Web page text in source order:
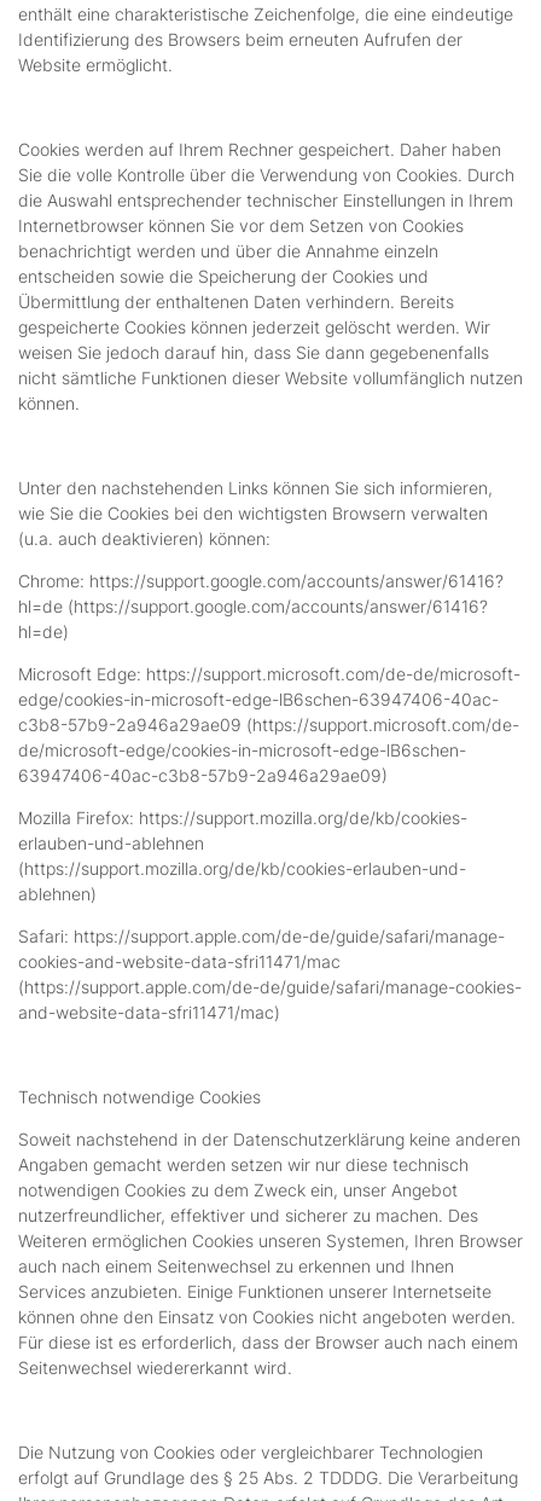
enthält eine charakteristische Zeichenfolge, die eine eindeutige
Identifizierung des Browsers beim erneuten Aufrufen der
Website ermöglicht.
Cookies werden auf Ihrem Rechner gespeichert. Daher haben
Sie die volle Kontrolle über die Verwendung von Cookies. Durch
die Auswahl entsprechender technischer Einstellungen in Ihrem
Internetbrowser können Sie vor dem Setzen von Cookies
benachrichtigt werden und über die Annahme einzeln
entscheiden sowie die Speicherung der Cookies und
Übermittlung der enthaltenen Daten verhindern. Bereits
gespeicherte Cookies können jederzeit gelöscht werden. Wir
weisen Sie jedoch darauf hin, dass Sie dann gegebenenfalls
nicht sämtliche Funktionen dieser Website vollumfänglich nutzen
können.
Unter den nachstehenden Links können Sie sich informieren,
wie Sie die Cookies bei den wichtigsten Browsern verwalten
(u.a. auch deaktivieren) können:
Chrome: https://support.google.com/accounts/answer/61416?
hl=de (https://support.google.com/accounts/answer/61416?
hl=de)
Microsoft Edge: https://support.microsoft.com/de-de/microsoft-
edge/cookies-in-microsoft-edge-lB6schen-63947406-40ac-
c3b8-57b9-2a946a29ae09 (https://support.microsoft.com/de-
de/microsoft-edge/cookies-in-microsoft-edge-lB6schen-
63947406-40ac-c3b8-57b9-2a946a29ae09)
Mozilla Firefox: https://support.mozilla.org/de/kb/cookies-
erlauben-und-ablehnen
(https://support.mozilla.org/de/kb/cookies-erlauben-und-
ablehnen)
Safari: https://support.apple.com/de-de/guide/safari/manage-
cookies-and-website-data-sfri11471/mac
(https://support.apple.com/de-de/guide/safari/manage-cookies-
and-website-data-sfri11471/mac)
Technisch notwendige Cookies
Soweit nachstehend in der Datenschutzerklärung keine anderen
Angaben gemacht werden setzen wir nur diese technisch
notwendigen Cookies zu dem Zweck ein, unser Angebot
nutzerfreundlicher, effektiver und sicherer zu machen. Des
Weiteren ermöglichen Cookies unseren Systemen, Ihren Browser
auch nach einem Seitenwechsel zu erkennen und Ihnen
Services anzubieten. Einige Funktionen unserer Internetseite
können ohne den Einsatz von Cookies nicht angeboten werden.
Für diese ist es erforderlich, dass der Browser auch nach einem
Seitenwechsel wiedererkannt wird.
Die Nutzung von Cookies oder vergleichbarer Technologien
erfolgt auf Grundlage des § 25 Abs. 2 TDDDG. Die Verarbeitung